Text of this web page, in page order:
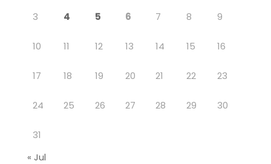
3 4 5 6 7 8 9
10 11 12 13 14 15 16
17 18 19 20 21 22 23
24 25 26 27 28 29 30
31
« Jul